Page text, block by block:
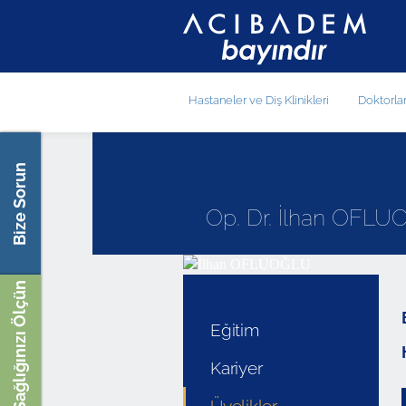
Hastaneler ve Diş Klinikleri Doktorlar
Bize Sorun
Sağlığınızı Ölçün
Op. Dr. İlhan
Eğitim
Kariyer